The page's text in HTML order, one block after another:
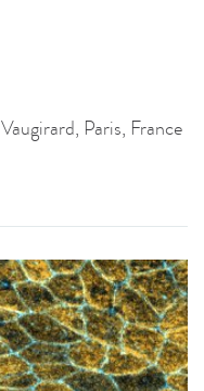
Paris, France